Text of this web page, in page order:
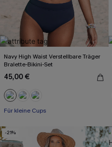
Navy High Waist Verstellbare Träger
Bralette-Bikini-Set
45,00 €
Für kleine Cups
-21%